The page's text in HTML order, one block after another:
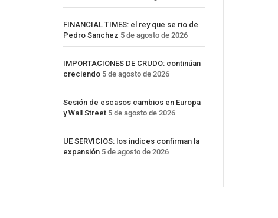
FINANCIAL TIMES: el rey que se rio de
Pedro Sanchez 5 de agosto de 2026
IMPORTACIONES DE CRUDO: continúan
creciendo 5 de agosto de 2026
Sesión de escasos cambios en Europa
y Wall Street 5 de agosto de 2026
UE SERVICIOS: los índices confirman la
expansión 5 de agosto de 2026